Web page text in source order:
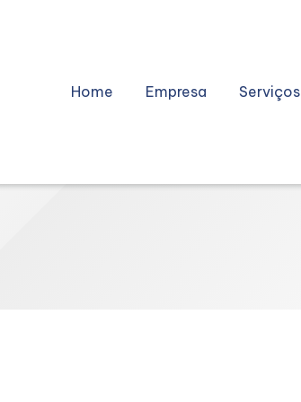
Home Empresa Serviços